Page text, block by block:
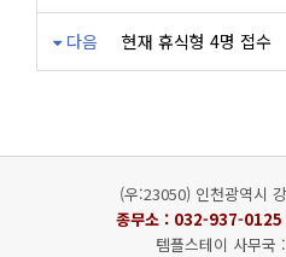
다음 현재 휴식형 4명 접수
(우:23050) 인천광역시
종무소 : 032-937-0125
템플스테이 사무국 :